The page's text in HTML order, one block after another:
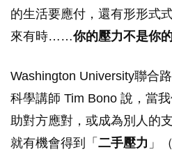
的生活要應付，還有形形式
來有時……你的壓力不是你
Washington University聯合
科學講師 Tim Bono 說，當
助對方應對，或成為別人的
就有機會得到「 二手壓力 」